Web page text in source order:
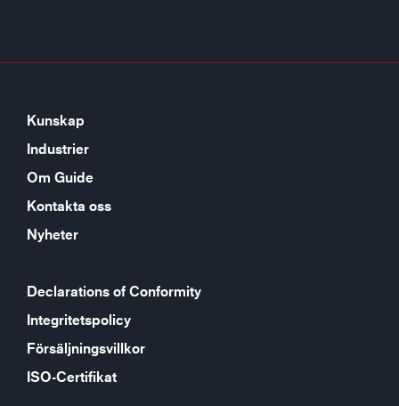
Kunskap
Industrier
Om Guide
Kontakta oss
Nyheter
Declarations of Conformity
Integritetspolicy
Försäljningsvillkor
ISO-Certifikat